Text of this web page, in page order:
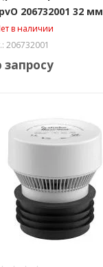
206732001 32 мм
в наличии
206732001
запросу